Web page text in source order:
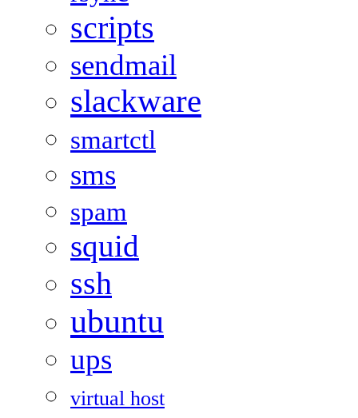
scripts
sendmail
slackware
smartctl
sms
spam
squid
ssh
ubuntu
ups
virtual host